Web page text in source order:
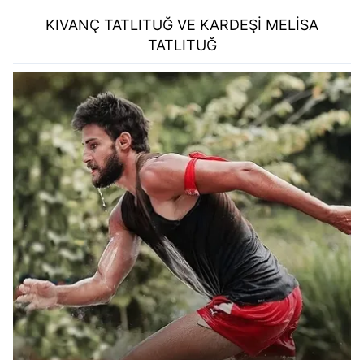
KIVANÇ TATLITUĞ VE KARDEŞİ MELİSA
TATLITUĞ